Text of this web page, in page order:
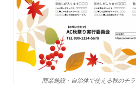
商業施設・自治体で使える秋のチ